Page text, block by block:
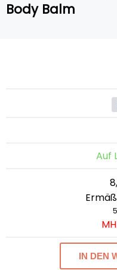
Body Balm
Auf
IN DEN